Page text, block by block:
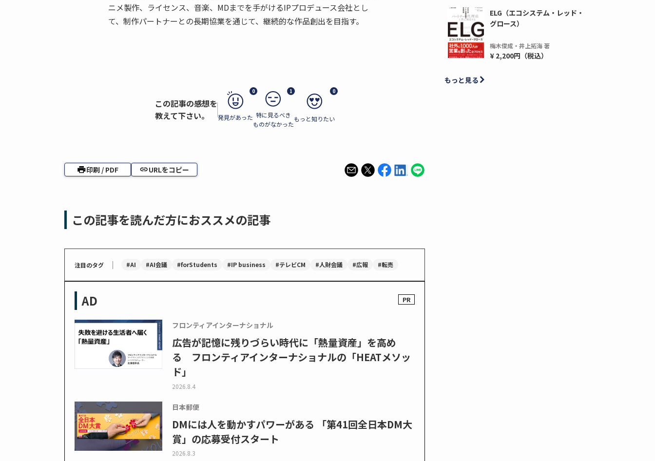
ニメ製作、ライセンス、音楽、MDまでを手がけるIPプロデュース会社とし
て、制作パートナーとの長期協業を通じて、継続的な作品創出を目指す。
この記事の感想を
教えて下さい。
0
発見があった
1
特に見るべき
ものがなかった
0
もっと知りたい
印刷 / PDF URLをコピー
この記事を読んだ方におススメの記事
注目のタグ ｜ #AI #AI会議 #forStudents #IP business #テレビCM #人財会議 #広報 #転売
AD
フロンティアインターナショナル
広告が記憶に残りづらい時代に「熱量資産」を高め
る フロンティアインターナショナルの「HEATメソッ
ド」
2026.8.4
日本郵便
DMには人を動かすパワーがある 「第41回全日本DM大
賞」の応募受付スタート
2026.8.3
ELG（エコシステム・レッド・
グロース）
梅木俊成・井上拓海 著
¥ 2,200円（税込）
もっと見る